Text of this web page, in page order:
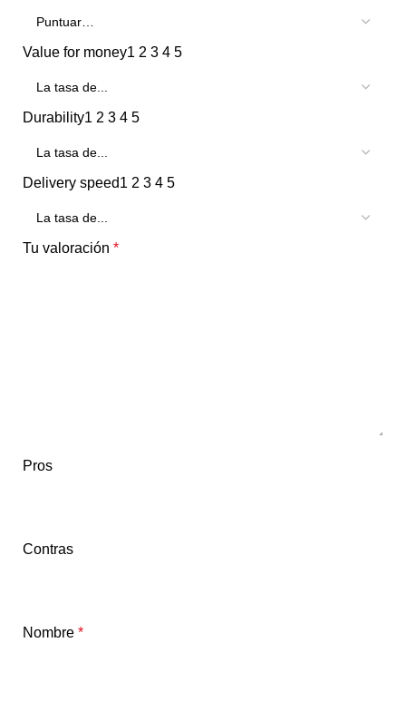
Value for money1 2 3 4 5
Durability1 2 3 4 5
Delivery speed1 2 3 4 5
Tu valoración *
Pros
Contras
Nombre *